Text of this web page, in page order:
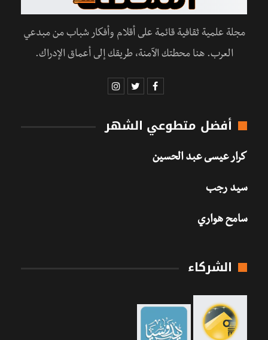
مجلة علمية ثقافية قائمة على أقلام وأفكار شباب من مبدعي
العرب. هنا محطتك الآمنة، طريقك إلى أعماق الإدراك.
أفضل متطوعي الشهر
كرار عيسى عبد الحسين
سيد رجب
سامح هواري
الشركاء